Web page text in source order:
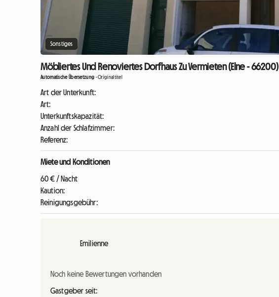
Sonstiges
Möbliertes Und Renoviertes Dorfhaus Zu Vermieten (Elne - 66200)
Automatische Übersetzung -Originaltitel
Art der Unterkunft:
Art:
Unterkunftskapazität:
Anzahl der Schlafzimmer:
Referenz:
Miete und Konditionen
60 € / Nacht
Kaution:
Reinigungsgebühr:
Emilienne
Noch keine Bewertungen vorhanden
Gastgeber seit: